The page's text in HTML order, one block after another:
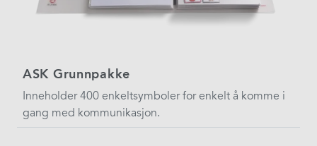
ASK Grunnpakke
Inneholder 400 enkeltsymboler for enkelt å komme i
gang med kommunikasjon.